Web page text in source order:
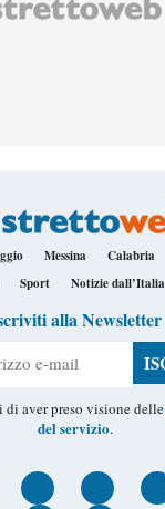
Messina Calabria
Sport Notizie dall’Italia
alla Newsletter
aver preso visione delle
del servizio.